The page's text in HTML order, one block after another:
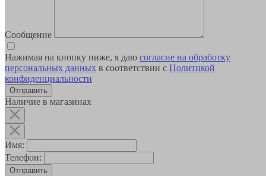
Сообщение
Нажимая на кнопку ниже, я даю согласие на обработку
персональных данных в соответствии с Политикой
конфиденциальности
Наличие в магазинах
Имя:
Телефон:
Отправить